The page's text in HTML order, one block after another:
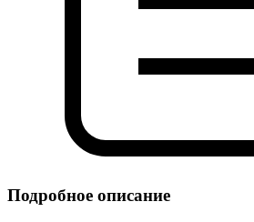
Подробное описание